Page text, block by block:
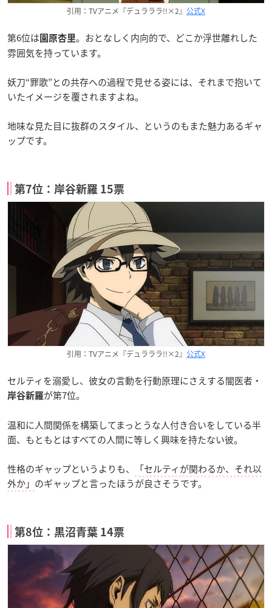
引用：TVアニメ『デュラララ!!×2』 公式X
第6位は 園原杏里。おとなしく内向的で、どこか浮世離れした
雰囲気を持っています。
妖刀“罪歌”との共存への過程で見せる姿には、それまで抱いて
いたイメージを覆されますよね。
地味な見た目に抜群のスタイル、というのもまた魅力あるギャ
ップです。
第7位：岸谷新羅 15票
引用：TVアニメ『デュラララ!!×2』 公式X
セルティを溺愛し、彼女の言動を行動原理にさえする闇医者・
岸谷新羅が第7位。
温和に人間関係を構築してまっとうな人付き合いをしている半
面、もともとはすべての人間に等しく興味を持たない彼。
性格のギャップというよりも、
「セルティが関わるか、それ以
外か」 のギャップと言ったほうが良さそうです。
第8位：黒沼青葉 14票